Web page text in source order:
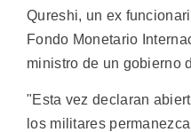
Qureshi, un ex
Fondo Monetario
ministro de un gobierno
"Esta vez declaran
los militares